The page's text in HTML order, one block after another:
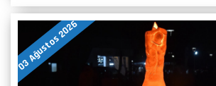
03 Ağustos 2026